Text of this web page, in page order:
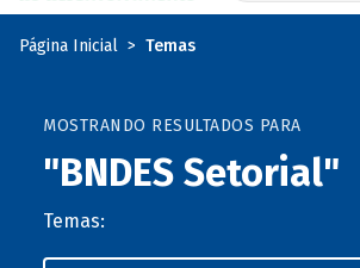
Página Inicial Temas
MOSTRANDO RESULTADOS PARA
"BNDES Setorial"
Temas: